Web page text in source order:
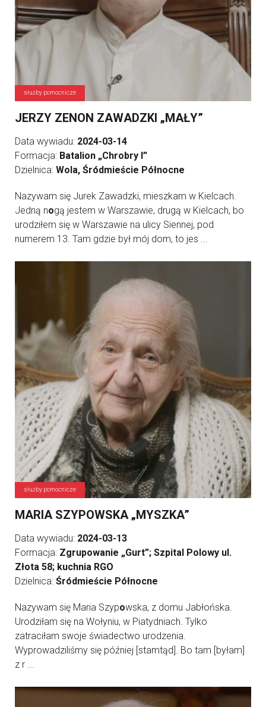
służby pomocnicze
JERZY ZENON ZAWADZKI „MAŁY”
Data wywiadu: 2024-03-14
Formacja: Batalion „Chrobry I”
Dzielnica: Wola, Śródmieście Północne
Nazywam się Jurek Zawadzki, mieszkam w Kielcach.
Jedną nogą jestem w Warszawie, drugą w Kielcach, bo
urodziłem się w Warszawie na ulicy Siennej, pod
numerem 13. Tam gdzie był mój dom, to jes ...
służby pomocnicze
MARIA SZYPOWSKA „MYSZKA”
Data wywiadu: 2024-03-13
Formacja: Zgrupowanie „Gurt”; Szpital Polowy ul.
Złota 58; kuchnia RGO
Dzielnica: Śródmieście Północne
Nazywam się Maria Szypowska, z domu Jabłońska.
Urodziłam się na Wołyniu, w Piatydniach. Tylko
zatraciłam swoje świadectwo urodzenia.
Wyprowadziliśmy się później [stamtąd]. Bo tam [byłam]
z r ...